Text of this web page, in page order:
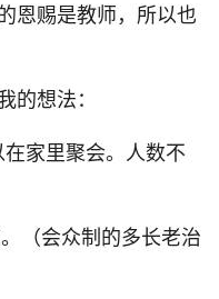
恩赐是教师，所以也
的想法：
家里聚会。人数不
（会众制的多长老治